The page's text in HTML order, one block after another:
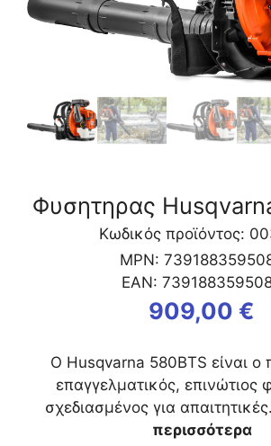
Φυσητηρας
Κωδικός προϊόντος:
MPN:
EAN:
909,00 €
Ο Husqvarna 580BTS είναι ο
επαγγελματικός, επινώτιος
σχεδιασμένος για
περισσότερα